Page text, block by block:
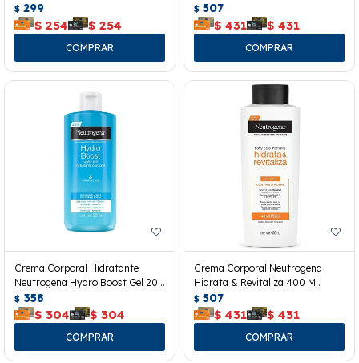
$ 299
$ 254 $ 254
$ 507
$ 431 $ 431
Crema Corporal Hidratante
Neutrogena Hydro Boost Gel 200
Ml.
$ 358
$ 304 $ 304
Crema Corporal Neutrogena
Hidrata & Revitaliza 400 Ml.
$ 507
$ 431 $ 431